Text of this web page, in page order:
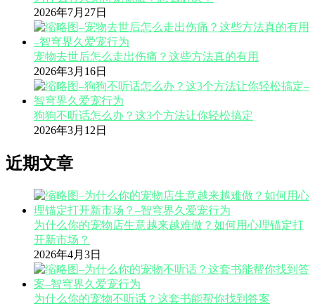
2026年7月27日
宠物去世后怎么走出伤痛？这些方法真的有用
2026年3月16日
狗狗不听话怎么办？这3个方法让你轻松搞定
2026年3月12日
近期文章
为什么你的宠物店生意越来越难做？如何用心理锚定打
开新市场？
2026年4月3日
为什么你的宠物不听话？这套书能帮你找到答案